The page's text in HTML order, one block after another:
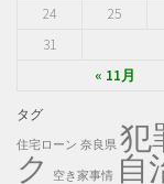
« 11月
24
25
31
タグ
住宅ローン 奈良県 犯
ク 空き家事情 自